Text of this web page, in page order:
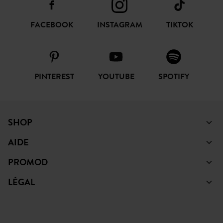
FACEBOOK INSTAGRAM TIKTOK
PINTEREST YOUTUBE SPOTIFY
SHOP
AIDE
PROMOD
LÉGAL